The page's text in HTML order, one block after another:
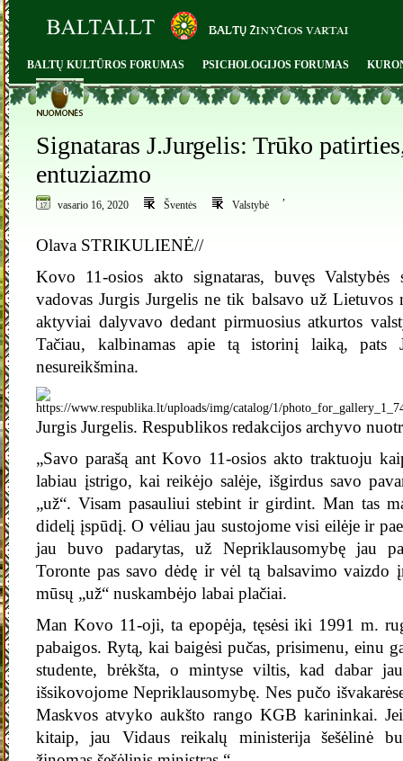
BALTŲ KULTŪROS FORUMAS PSICHOLOGIJOS FORUMAS
0
Signataras J.Jurgelis: Trūko
entuziazmo
vasario 16, 2020 Šventės
,
Valstybė
Olava STRIKULIENĖ//
Kovo 11-osios akto signataras, buvęs Valstybės
vadovas Jurgis Jurgelis ne tik balsavo už Lietuvos
aktyviai dalyvavo dedant pirmuosius atkurtos
Tačiau, kalbinamas apie tą istorinį laiką, pats
nesureikšmina.
Jurgis Jurgelis. Respublikos redakcijos archyvo
„Savo parašą ant Kovo 11-osios akto traktuoju
labiau įstrigo, kai reikėjo salėje, išgirdus savo
„už“. Visam pasauliui stebint ir girdint. Man tas
didelį įspūdį. O vėliau jau sustojome visi eilėje ir
jau buvo padarytas, už Nepriklausomybę jau
Toronte pas savo dėdę ir vėl tą balsavimo vaizdo
mūsų „už“ nuskambėjo labai plačiai.
Man Kovo 11-oji, ta epopėja, tęsėsi iki 1991 m.
pabaigos. Rytą, kai baigėsi pučas, prisimenu, einu
studente, brėkšta, o mintyse viltis, kad dabar
išsikovojome Nepriklausomybę. Nes pučo
Maskvos atvyko aukšto rango KGB karininkai.
kitaip, jau Vidaus reikalų ministerija šešėlinė